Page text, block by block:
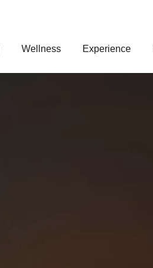
Wellness Experience